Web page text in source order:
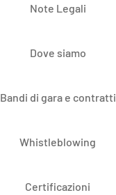
Note Legali
Dove siamo
Bandi di gara e contratti
Whistleblowing
Certificazioni